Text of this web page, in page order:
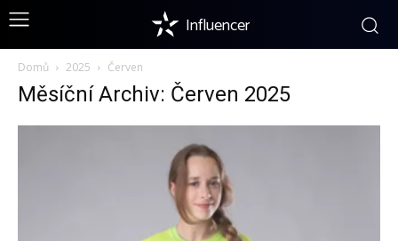
Influencer
Domů 2025 Červen
Měsíční Archiv: Červen 2025